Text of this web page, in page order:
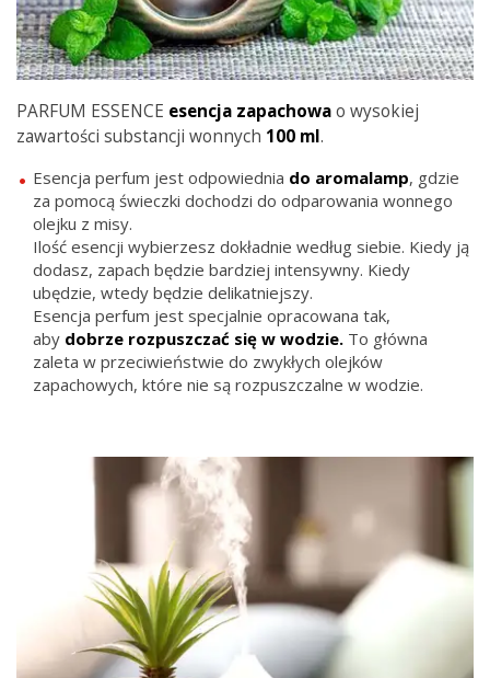
PARFUM ESSENCE esencja zapachowao wysokiej
zawartości substancji wonnych 100 ml.
Esencja perfum jest odpowiednia do aromalamp, gdzie
za pomocą świeczki dochodzi do odparowania wonnego
olejku z misy.
Ilość esencji wybierzesz dokładnie według siebie. Kiedy ją
dodasz, zapach będzie bardziej intensywny. Kiedy
ubędzie, wtedy będzie delikatniejszy.
Esencja perfum jest specjalnie opracowana tak,
aby dobrze rozpuszczać się w wodzie. To główna
zaleta w przeciwieństwie do zwykłych olejków
zapachowych, które nie są rozpuszczalne w wodzie.